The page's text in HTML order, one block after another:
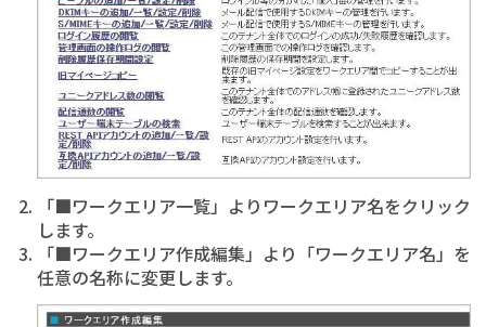
「■ワークエリア一覧」よりワークエリア名をクリック
します。
「■ワークエリア作成編集」より「ワークエリア名」を
任意の名称に変更します。